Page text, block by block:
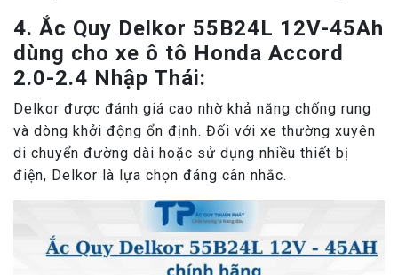
4. Ắc Quy Delkor 55B24L 12V-45Ah
dùng cho xe ô tô Honda Accord
2.0-2.4 Nhập Thái:
Delkor được đánh giá cao nhờ khả năng chống rung
và dòng khởi động ổn định. Đối với xe thường xuyên
di chuyển đường dài hoặc sử dụng nhiều thiết bị
điện, Delkor là lựa chọn đáng cân nhắc.